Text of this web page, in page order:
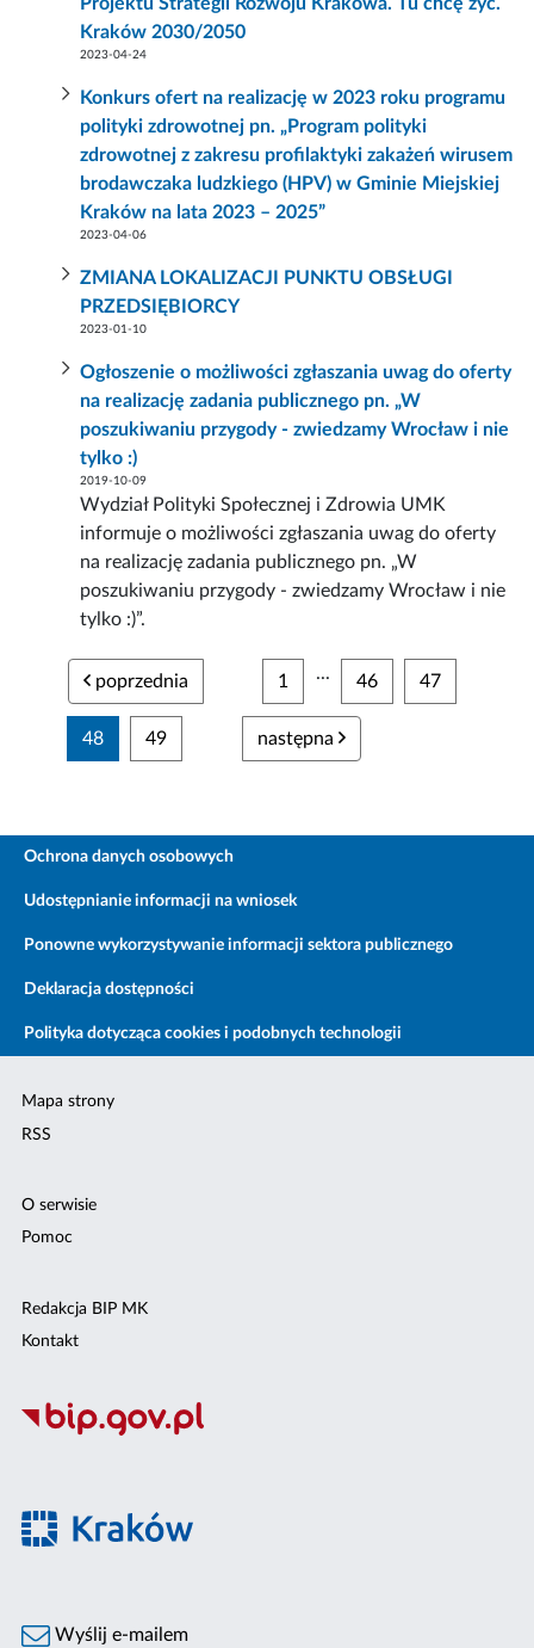
Kraków 2030/2050
2023-04-24
Konkurs ofert na realizację w 2023 roku programu
polityki zdrowotnej pn. „Program polityki
zdrowotnej z zakresu profilaktyki zakażeń wirusem
brodawczaka ludzkiego (HPV) w Gminie Miejskiej
Kraków na lata 2023 – 2025”
2023-04-06
ZMIANA LOKALIZACJI PUNKTU OBSŁUGI
PRZEDSIĘBIORCY
2023-01-10
Ogłoszenie o możliwości zgłaszania uwag do oferty
na realizację zadania publicznego pn. „W
poszukiwaniu przygody - zwiedzamy Wrocław i nie
tylko :)
2019-10-09
Wydział Polityki Społecznej i Zdrowia UMK
informuje o możliwości zgłaszania uwag do oferty
na realizację zadania publicznego pn. „W
poszukiwaniu przygody - zwiedzamy Wrocław i nie
tylko :)”.
poprzednia 1 ... 46 47
48 49 następna
Ochrona danych osobowych
Udostępnianie informacji na wniosek
Ponowne wykorzystywanie informacji sektora publicznego
Deklaracja dostępności
Polityka dotycząca cookies i podobnych technologii
Mapa strony
RSS
O serwisie
Pomoc
Redakcja BIP MK
Kontakt
Wyślij e-mailem